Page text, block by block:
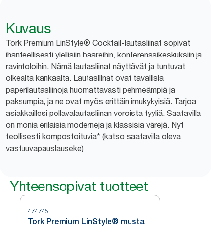
Kuvaus
Tork Premium LinStyle® Cocktail-lautasliinat sopivat
ihanteellisesti ylellisiin baareihin, konferenssikeskuksiin ja
ravintoloihin. Nämä lautasliinat näyttävät ja tuntuvat
oikealta kankaalta. Lautasliinat ovat tavallisia
paperilautasliinoja huomattavasti pehmeämpiä ja
paksumpia, ja ne ovat myös erittäin imukykyisiä. Tarjoa
asiakkaillesi pellavalautasliinan veroista tyyliä. Saatavilla
on monia erilaisia moderneja ja klassisia värejä. Nyt
teollisesti kompostoituvia* (katso saatavilla oleva
vastuuvapauslauseke)
Yhteensopivat tuotteet
474745
Tork Premium LinStyle® musta